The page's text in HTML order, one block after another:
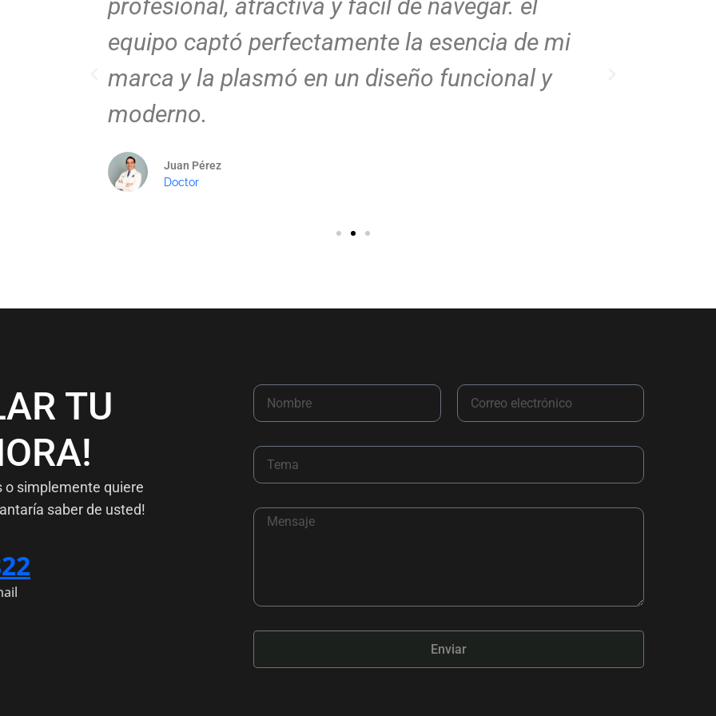
mis
profesional, atractiva y fácil de navegar. el
equipo captó perfectamente la esencia de mi
marca y la plasmó en un diseño funcional y
moderno.
Juan Pérez
Doctor
TU
o simplemente quiere
saber de usted!
Enviar